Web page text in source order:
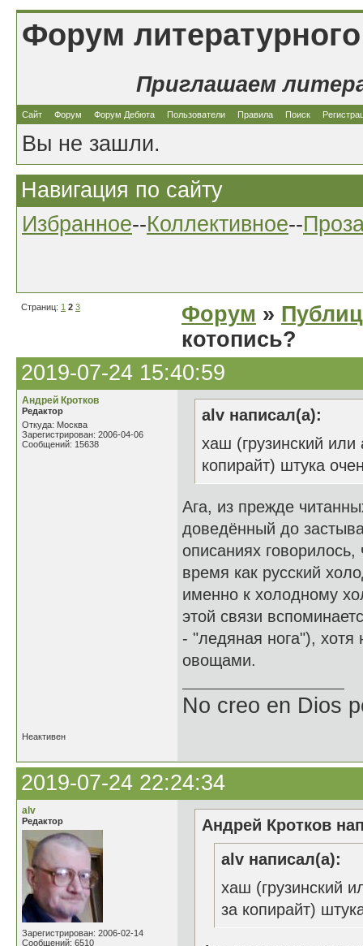
Форум
Приглашаем
Сайт Форум Форум Дебюта Пользователи Правила Поиск
Вы не зашли.
Навигация по сайту
Избранное--Коллективное--
Страниц: 1 2 3 Форум »
котопись?
2019-07-24 15:40:59
Андрей Кротков
Редактор
Откуда: Москва
Зарегистрирован: 2006-04-06
Сообщений: 15638
alv написал(а):
хаш (грузинский
копирайт) штука
Ага, из прежде
доведённый до
описаниях
время как русский
именно к холодному
этой связи
- "ледяная нога"), хотя
овощами.
No creo en Dios
Неактивен
2019-07-24 22:24:34
alv
Редактор
Зарегистрирован: 2006-02-14
Сообщений: 6510
Андрей Кротков
alv написал(а):
хаш (грузинский
за копирайт)